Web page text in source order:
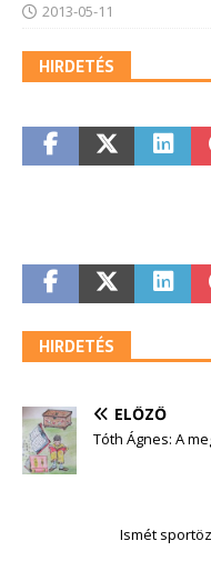
2013-05-11
HIRDETÉS
HIRDETÉS
ELŐZŐ
Tóth Ágnes: A
Ismét